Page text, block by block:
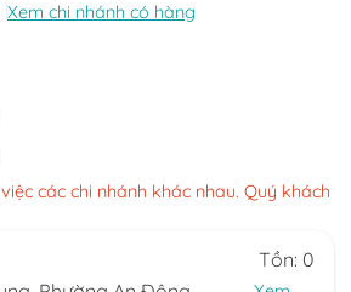
Xem chi nhánh có hàng
các chi nhánh khác nhau. Quý khách
Tồn: 0